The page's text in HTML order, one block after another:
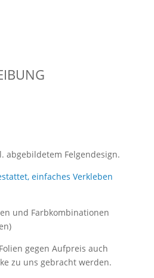
abgebildetem Felgendesign.
einfaches Verkleben
und Farbkombinationen
gegen Aufpreis auch
zu uns gebracht werden.